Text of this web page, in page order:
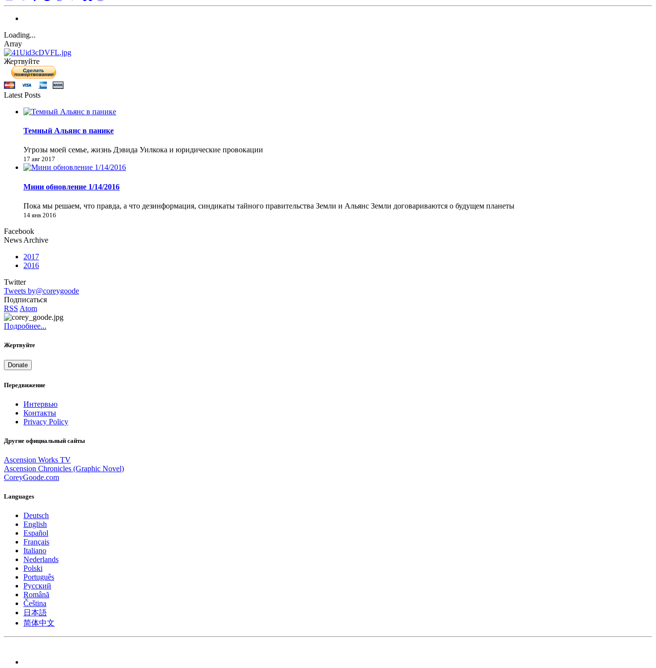
Loading...
Array
Жертвуйте
Latest Posts
Темный Альянс в панике
Угрозы моей семье, жизнь Дэвида Уилкока и юридические провокации
17 авг 2017
Мини обновление 1/14/2016
Пока мы решаем, что правда, а что дезинформация, синдикаты тайного правительства Земли и Альянс Земли договариваются о будущем планеты
14 янв 2016
Facebook
News Archive
2017
2016
Twitter
Tweets by@coreygoode
Подписаться
RSS Atom
Подробнее...
Жертвуйте
Donate
Передвижение
Интервью
Контакты
Privacy Policy
Другие официальный сайты
Ascension Works TV
Ascension Chronicles (Graphic Novel)
CoreyGoode.com
Languages
Deutsch
English
Español
Français
Italiano
Nederlands
Polski
Português
Pусский
Română
Čeština
日本語
简体中文